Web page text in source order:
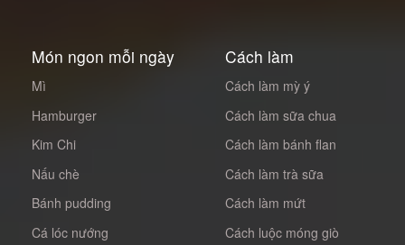
Món ngon mỗi ngày
Mì
Hamburger
Kim Chi
Nấu chè
Bánh pudding
Cá lóc nướng
Cách làm
Cách làm mỳ ý
Cách làm sữa chua
Cách làm bánh flan
Cách làm trà sữa
Cách làm mứt
Cách luộc móng giò